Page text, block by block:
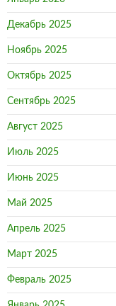
Сентябрь 2025
Август 2025
Июль 2025
Июнь 2025
Май 2025
Апрель 2025
Март 2025
Февраль 2025
Январь 2025
Декабрь 2024
Ноябрь 2024
Октябрь 2024